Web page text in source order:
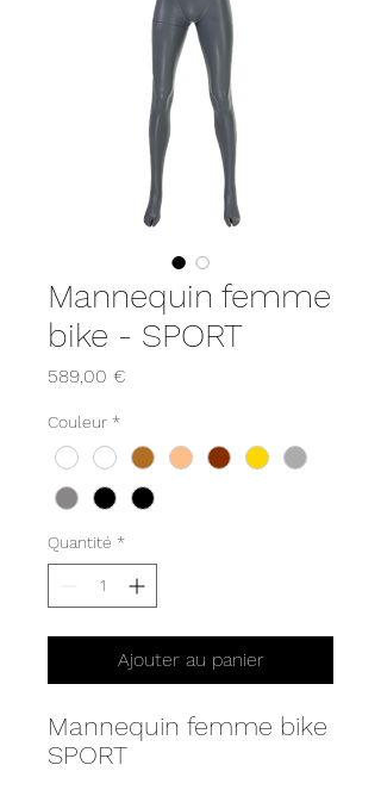
Mannequin femme
bike - SPORT
589,00 €
Couleur *
Quantité *
Ajouter au panier
Mannequin femme bike
SPORT